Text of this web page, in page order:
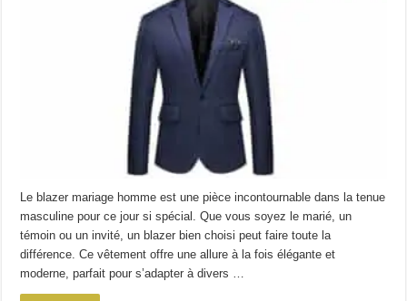
Le blazer mariage homme est une pièce incontournable dans la tenue
masculine pour ce jour si spécial. Que vous soyez le marié, un
témoin ou un invité, un blazer bien choisi peut faire toute la
différence. Ce vêtement offre une allure à la fois élégante et
moderne, parfait pour s’adapter à divers …